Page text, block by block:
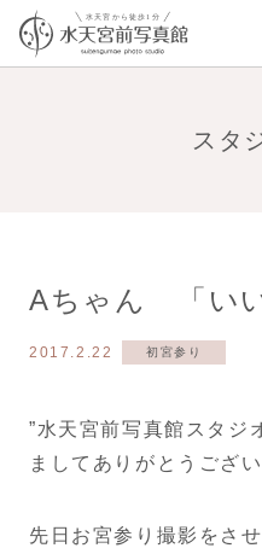
スタ
Aちゃん 「い
2017.2.22 初宮参り
”水天宮前写真館スタジ
ましてありがとうござい
先日お宮参り撮影をさ